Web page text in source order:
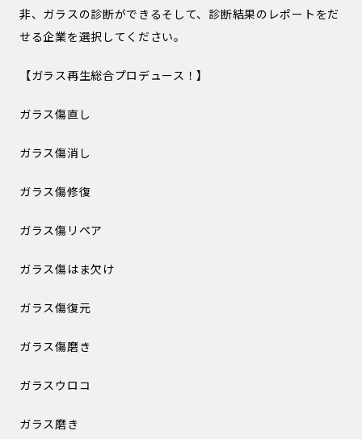
非、ガラスの診断ができるそして、診断結果のレポートをだ
せる企業を選択してください。
【ガラス再生総合プロデュース！】
ガラス傷直し
ガラス傷消し
ガラス傷修復
ガラス傷リペア
ガラス傷はま欠け
ガラス傷復元
ガラス傷磨き
ガラスウロコ
ガラス磨き